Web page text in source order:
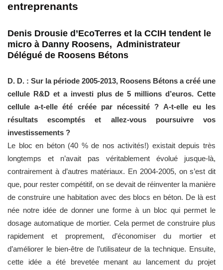
entreprenants
Denis Drousie d’EcoTerres et la CCIH tendent le
micro à Danny Roosens, Administrateur
Délégué de Roosens Bétons
D. D. : Sur la période 2005-2013, Roosens Bétons a créé une
cellule R&D et a investi plus de 5 millions d’euros. Cette
cellule a-t-elle été créée par nécessité ? A-t-elle eu les
résultats escomptés et allez-vous poursuivre vos
investissements ?
Le bloc en béton (40 % de nos activités!) existait depuis très
longtemps et n’avait pas véritablement évolué jusque-là,
contrairement à d’autres matériaux. En 2004-2005, on s’est dit
que, pour rester compétitif, on se devait de réinventer la manière
de construire une habitation avec des blocs en béton. De là est
née notre idée de donner une forme à un bloc qui permet le
dosage automatique de mortier. Cela permet de construire plus
rapidement et proprement, d’économiser du mortier et
d’améliorer le bien-être de l’utilisateur de la technique. Ensuite,
cette idée a été brevetée menant au lancement du projet